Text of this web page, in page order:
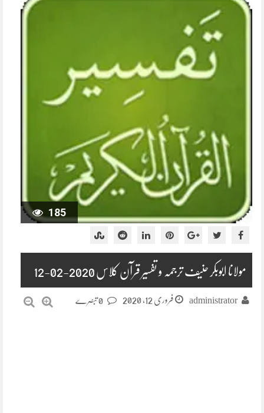
185
مولانا ابوبکر حنیف ترجمہ و تفسیر قرآن کلاس 2020-02-12
administrator فروری 12, 2020